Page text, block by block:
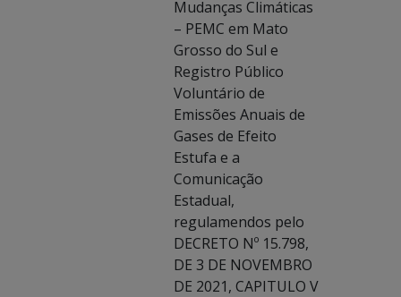
Mudanças Climáticas
– PEMC em Mato
Grosso do Sul e
Registro Público
Voluntário de
Emissões Anuais de
Gases de Efeito
Estufa e a
Comunicação
Estadual,
regulamendos pelo
DECRETO Nº 15.798,
DE 3 DE NOVEMBRO
DE 2021, CAPITULO V